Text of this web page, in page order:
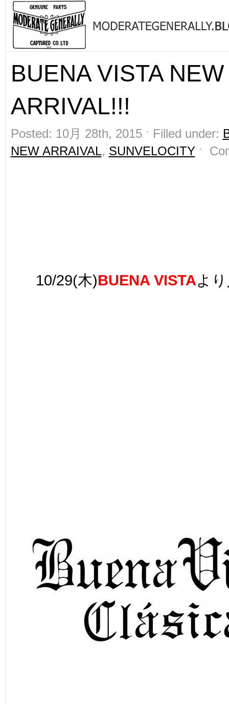
BUENA VISTA NEW
ARRIVAL!!!
Posted: 10月 28th, 2015 ˑ Filled under:
NEW ARRAIVAL, SUNVELOCITYˑ
10/29(木)BUENA VISTAよ